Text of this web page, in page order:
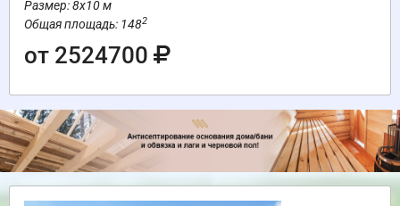
Размер: 8х10 м
Общая площадь: 1482
от 2524700